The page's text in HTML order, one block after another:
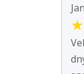
★